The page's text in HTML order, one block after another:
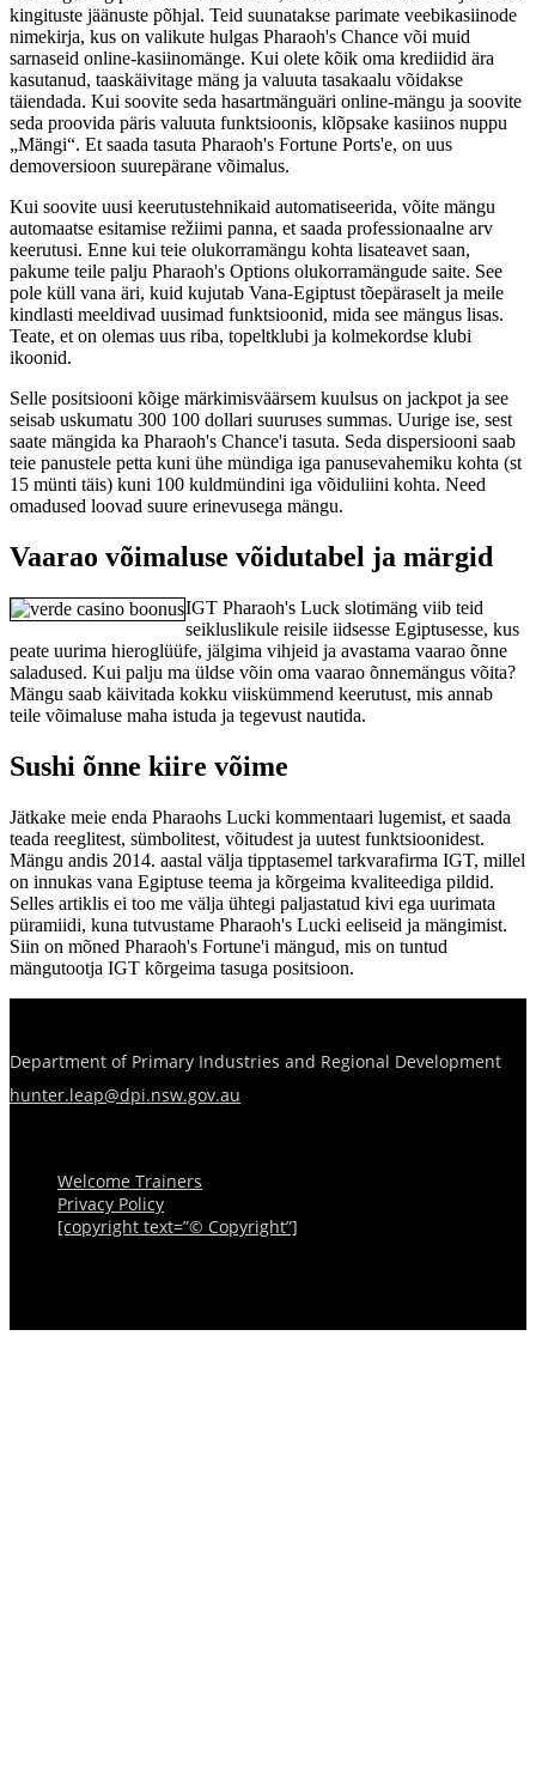
kingituste jäänuste põhjal. Teid suunatakse parimate veebikasiinode
nimekirja, kus on valikute hulgas Pharaoh's Chance või muid
sarnaseid online-kasiinomänge. Kui olete kõik oma krediidid ära
kasutanud, taaskäivitage mäng ja valuuta tasakaalu võidakse
täiendada. Kui soovite seda hasartmänguäri online-mängu ja soovite
seda proovida päris valuuta funktsioonis, klõpsake kasiinos nuppu
„Mängi“. Et saada tasuta Pharaoh's Fortune Ports'e, on uus
demoversioon suurepärane võimalus.
Kui soovite uusi keerutustehnikaid automatiseerida, võite mängu
automaatse esitamise režiimi panna, et saada professionaalne arv
keerutusi. Enne kui teie olukorramängu kohta lisateavet saan,
pakume teile palju Pharaoh's Options olukorramängude saite. See
pole küll vana äri, kuid kujutab Vana-Egiptust tõepäraselt ja meile
kindlasti meeldivad uusimad funktsioonid, mida see mängus lisas.
Teate, et on olemas uus riba, topeltklubi ja kolmekordse klubi
ikoonid.
Selle positsiooni kõige märkimisväärsem kuulsus on jackpot ja see
seisab uskumatu 300 100 dollari suuruses summas. Uurige ise, sest
saate mängida ka Pharaoh's Chance'i tasuta. Seda dispersiooni saab
teie panustele petta kuni ühe mündiga iga panusevahemiku kohta (st
15 münti täis) kuni 100 kuldmündini iga võiduliini kohta. Need
omadused loovad suure erinevusega mängu.
Vaarao võimaluse võidutabel ja märgid
IGT Pharaoh's Luck slotimäng viib teid
seikluslikule reisile iidsesse Egiptusesse, kus
peate uurima hieroglüüfe, jälgima vihjeid ja avastama vaarao õnne
saladused. Kui palju ma üldse võin oma vaarao õnnemängus võita?
Mängu saab käivitada kokku viiskümmend keerutust, mis annab
teile võimaluse maha istuda ja tegevust nautida.
Sushi õnne kiire võime
Jätkake meie enda Pharaohs Lucki kommentaari lugemist, et saada
teada reeglitest, sümbolitest, võitudest ja uutest funktsioonidest.
Mängu andis 2014. aastal välja tipptasemel tarkvarafirma IGT, millel
on innukas vana Egiptuse teema ja kõrgeima kvaliteediga pildid.
Selles artiklis ei too me välja ühtegi paljastatud kivi ega uurimata
püramiidi, kuna tutvustame Pharaoh's Lucki eeliseid ja mängimist.
Siin on mõned Pharaoh's Fortune'i mängud, mis on tuntud
mängutootja IGT kõrgeima tasuga positsioon.
Department of Primary Industries and Regional Development
hunter.leap@dpi.nsw.gov.au
Welcome Trainers
Privacy Policy
[copyright text=”© Copyright”]